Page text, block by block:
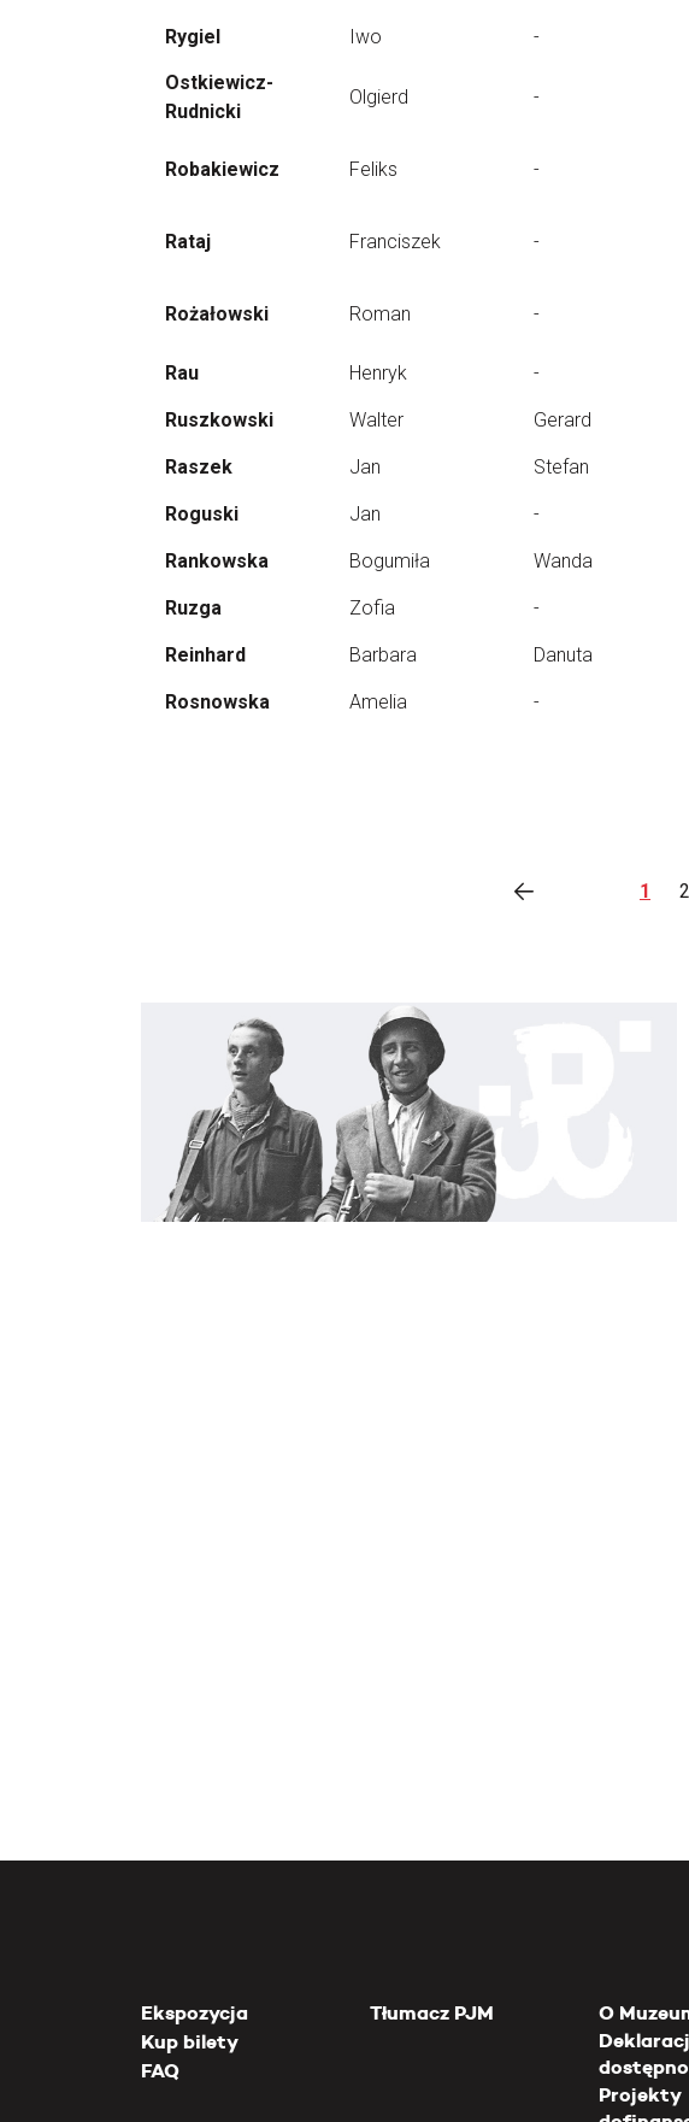
Rygiel Iwo -
Ostkiewicz-
Rudnicki
Olgierd -
Robakiewicz Feliks -
Rataj Franciszek -
Rożałowski Roman -
Rau Henryk -
Ruszkowski Walter Gerard
Raszek Jan Stefan
Roguski Jan -
Rankowska Bogumiła Wanda
Ruzga Zofia -
Reinhard Barbara Danuta
Rosnowska Amelia -
1 2
Ekspozycja
Kup bilety
FAQ
Tłumacz PJM
O
Projekty